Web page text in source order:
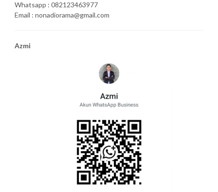
Whatsapp : 082123463977
Email : nonadiorama@gmail.com
Azmi